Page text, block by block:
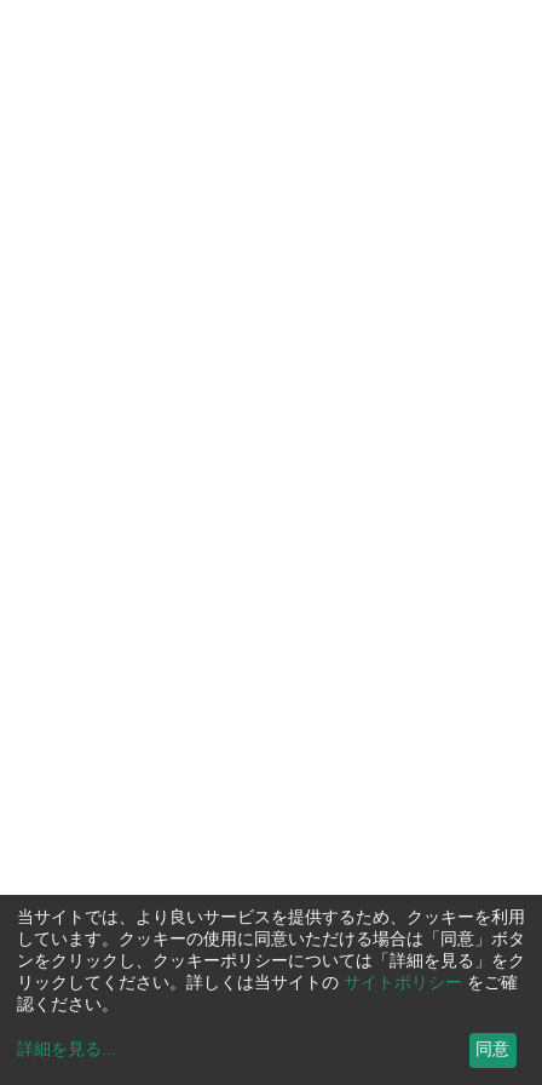
当サイトでは、より良いサービスを提供するため、クッキーを利用
しています。クッキーの使用に同意いただける場合は「同意」ボタ
ンをクリックし、クッキーポリシーについては「詳細を見る」をク
リックしてください。詳しくは当サイトの サイトポリシー をご確
認ください。
詳細を見る ... 同意